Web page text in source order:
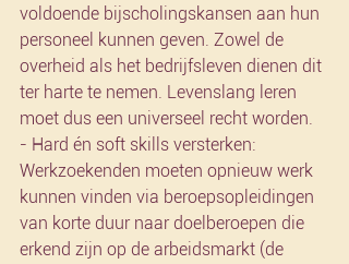
voldoende bijscholingskansen aan hun
personeel kunnen geven. Zowel de
overheid als het bedrijfsleven dienen dit
ter harte te nemen. Levenslang leren
moet dus een universeel recht worden.
- Hard én soft skills versterken:
Werkzoekenden moeten opnieuw werk
kunnen vinden via beroepsopleidingen
van korte duur naar doelberoepen die
erkend zijn op de arbeidsmarkt (de